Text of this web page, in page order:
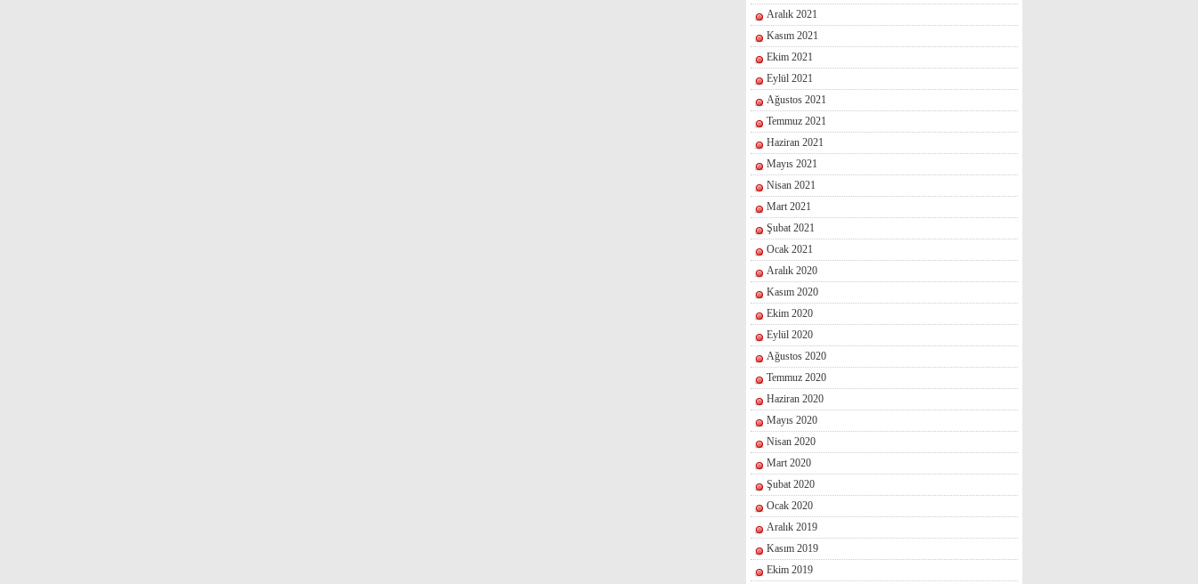
Aralık 2021
Kasım 2021
Ekim 2021
Eylül 2021
Ağustos 2021
Temmuz 2021
Haziran 2021
Mayıs 2021
Nisan 2021
Mart 2021
Şubat 2021
Ocak 2021
Aralık 2020
Kasım 2020
Ekim 2020
Eylül 2020
Ağustos 2020
Temmuz 2020
Haziran 2020
Mayıs 2020
Nisan 2020
Mart 2020
Şubat 2020
Ocak 2020
Aralık 2019
Kasım 2019
Ekim 2019